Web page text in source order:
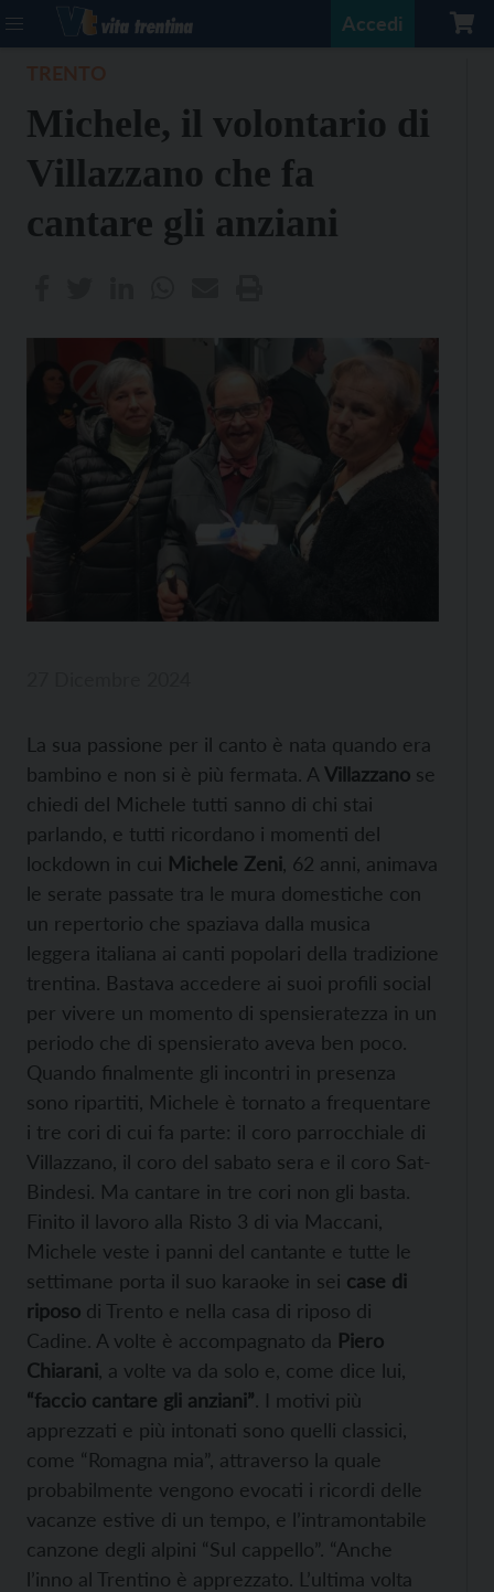
Accedi
Michele, il volontario di
Villazzano che fa
cantare gli anziani
La sua passione per il canto è nata quando era
bambino e non si è più fermata. A Villazzano se
chiedi del Michele tutti sanno di chi stai
parlando, e tutti ricordano i momenti del
lockdown in cui Michele Zeni , 62 anni, animava
le serate passate tra le mura domestiche con
un repertorio che spaziava dalla musica
leggera italiana ai canti popolari della tradizione
trentina. Bastava accedere ai suoi profili social
per vivere un momento di spensieratezza in un
periodo che di spensierato aveva ben poco.
Quando finalmente gli incontri in presenza
sono ripartiti, Michele è tornato a frequentare
i tre cori di cui fa parte: il coro parrocchiale di
Villazzano, il coro del sabato sera e il coro Sat-
Bindesi. Ma cantare in tre cori non gli basta.
Finito il lavoro alla Risto 3 di via Maccani,
Michele veste i panni del cantante e tutte le
settimane porta il suo karaoke in sei case di
riposo di Trento e nella casa di riposo di
Cadine. A volte è accompagnato da Piero
Chiarani , a volte va da solo e, come dice lui,
“faccio cantare gli anziani”. I motivi più
apprezzati e più intonati sono quelli classici,
come “Romagna mia”, attraverso la quale
probabilmente vengono evocati i ricordi delle
vacanze estive di un tempo, e l’intramontabile
canzone degli alpini “Sul cappello”. “Anche
l’inno al Trentino è apprezzato. L’ultima volta